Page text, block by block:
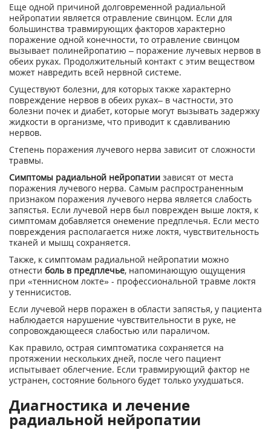
Еще одной причиной долговременной радиальной
нейропатии является отравление свинцом. Если для
большинства травмирующих факторов характерно
поражение одной конечности, то отравление свинцом
вызывает полинейропатию – поражение лучевых нервов в
обеих руках. Продолжительный контакт с этим веществом
может навредить всей нервной системе.
Существуют болезни, для которых также характерно
повреждение нервов в обеих руках– в частности, это
болезни почек и диабет, которые могут вызывать задержку
жидкости в организме, что приводит к сдавливанию
нервов.
Степень поражения лучевого нерва зависит от сложности
травмы.
Симптомы радиальной нейропатии зависят от места
поражения лучевого нерва. Самым распространенным
признаком поражения лучевого нерва является слабость
запястья. Если лучевой нерв был поврежден выше локтя, к
симптомам добавляется онемение предплечья. Если место
повреждения располагается ниже локтя, чувствительность
тканей и мышц сохраняется.
Также, к симптомам радиальной нейропатии можно
отнести боль в предплечье, напоминающую ощущения
при «теннисном локте» - профессиональной травме локтя
у теннисистов.
Если лучевой нерв поражен в области запястья, у пациента
наблюдается нарушение чувствительности в руке, не
сопровождающееся слабостью или параличом.
Как правило, острая симптоматика сохраняется на
протяжении нескольких дней, после чего пациент
испытывает облегчение. Если травмирующий фактор не
устранен, состояние больного будет только ухудшаться.
Диагностика и лечение
радиальной нейропатии